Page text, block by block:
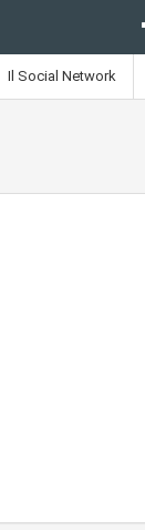
Il Social Network